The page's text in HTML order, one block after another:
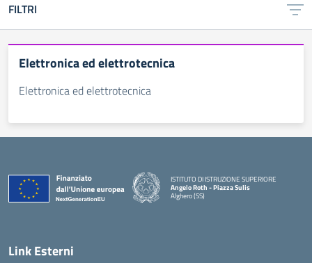
FILTRI
Elettronica ed elettrotecnica
Elettronica ed elettrotecnica
ISTITUTO DI ISTRUZIONE SUPERIORE
Angelo Roth - Piazza Sulis
Alghero (SS)
— Visita la pagina iniziale della scuola
Link Esterni